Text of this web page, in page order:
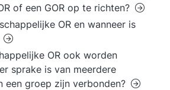
of een GOR op te richten?
OR en wanneer is
OR ook worden
sprake is van meerdere
een groep zijn verbonden?